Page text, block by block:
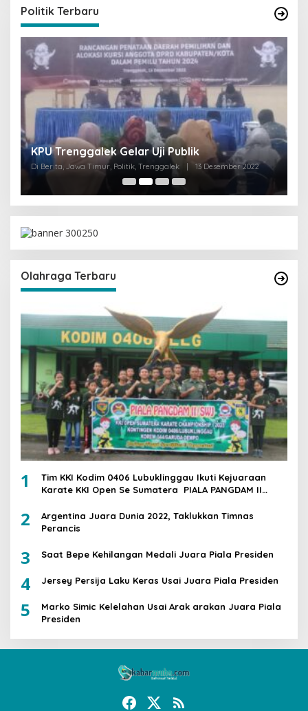
Politik Terbaru
KPU Trenggalek Gelar Uji Publik
Di Berita, Jawa Timur, Politik, Trenggalek 13 Desember 2022
Olahraga Terbaru
1
Tim KKI Kodim 0406 Lubuklinggau Ikuti Kejuaraan
Karate KKI Open Se Sumatera PIALA PANGDAM II
2
Argentina Juara Dunia 2022, Taklukkan Timnas
Perancis
3 Saat Bepe Kehilangan Medali Juara Piala Presiden
4 Jersey Persija Laku Keras Usai Juara Piala Presiden
5
Marko Simic Kelelahan Usai Arak arakan Juara Piala
Presiden